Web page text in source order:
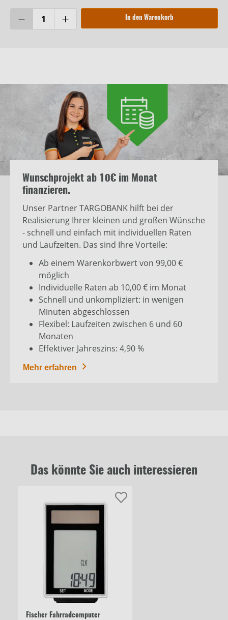
In den Warenkorb
Wunschprojekt ab 10€ im Monat
finanzieren.
Unser Partner TARGOBANK hilft bei der
Realisierung Ihrer kleinen und großen Wünsche
- schnell und einfach mit individuellen Raten
und Laufzeiten. Das sind Ihre Vorteile:
Ab einem Warenkorbwert von 99,00 €
möglich
Individuelle Raten ab 10,00 € im Monat
Schnell und unkompliziert: in wenigen
Minuten abgeschlossen
Flexibel: Laufzeiten zwischen 6 und 60
Monaten
Effektiver Jahreszins: 4,90 %
Mehr erfahren
Das könnte Sie auch interessieren
Fischer Fahrradcomputer